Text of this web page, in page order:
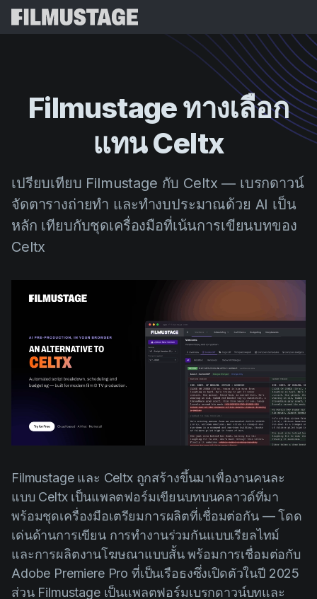
Storyboards & Shot Lists
Shooting Schedules
VFX Breakdown
Script Analysis
Script Synopsis
คอลชีท
ราคา
Budgeting
Cinemagic
Customer Stories
Distribution
Events
Filmmaking
Gaming
IP Development
Legal
Marketing
Pre-production
ทรัพยากร
เรื่องราวลูกค้า
โปรแกรมแนะนำ
เว็บบินาร์และกิจกรรม
เทมเพลต
คู่มือ
กรณีการใช้งาน
ศูนย์ช่วยเหลือ
ค้นหา
Filmustageทางเลือก
แทนCeltx
เปรียบเทียบ Filmustage กับ Celtx — เบรกดาวน์
จัดตารางถ่ายทำ และทำงบประมาณด้วย AI เป็น
หลัก เทียบกับชุดเครื่องมือที่เน้นการเขียนบทของ
Celtx
Filmustage และ Celtx ถูกสร้างขึ้นมาเพื่องานคนละ
แบบ Celtx เป็นแพลตฟอร์มเขียนบทบนคลาวด์ที่มา
พร้อมชุดเครื่องมือเตรียมการผลิตที่เชื่อมต่อกัน — โดด
เด่นด้านการเขียน การทำงานร่วมกันแบบเรียลไทม์
และการผลิตงานโฆษณาแบบสั้น พร้อมการเชื่อมต่อกับ
Adobe Premiere Pro ที่เป็นเรือธงซึ่งเปิดตัวในปี 2025
ส่วน Filmustage เป็นแพลตฟอร์มเบรกดาวน์บทและ